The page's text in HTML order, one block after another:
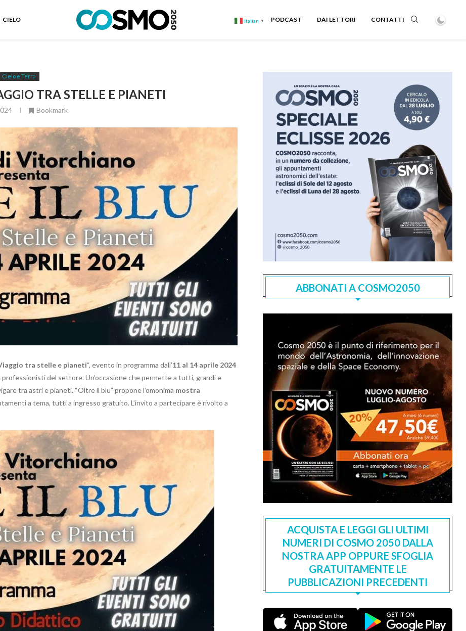
CIELO Italian ▼ PODCAST DAI LETTORI CONTATTI
Cielo e Terra
TRA STELLE E PIANETI
Bookmark
tra stelle e pianeti“, evento in programma dall’11 al 14 aprile 2024
del settore. Un’occasione che permette a tutti, grandi e
tra astri e pianeti. “Oltre il blu” propone l’omonima mostra
a tema, tutti a ingresso gratuito. L’invito a partecipare è rivolto a
ABBONATI A COSMO2050
ACQUISTA E LEGGI GLI ULTIMI
NUMERI DI COSMO 2050 DALLA
NOSTRA APP OPPURE SFOGLIA
GRATUITAMENTE LE
PUBBLICAZIONI PRECEDENTI